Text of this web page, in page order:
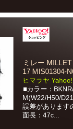
ミレー
17 MIS01304-
ヒマラヤ
■カラー：
M(W22/H50/
誤差があります
面長：47c...